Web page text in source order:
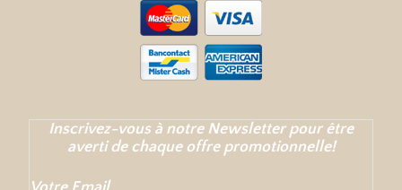
Inscrivez-vous à notre Newsletter pour être
averti de chaque offre promotionnelle!